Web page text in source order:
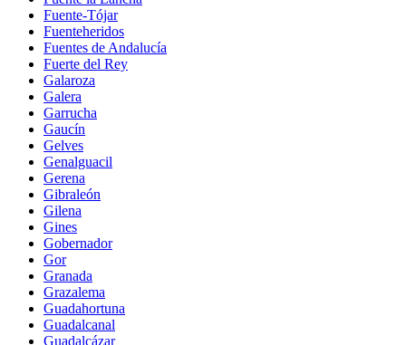
Fuente-Tójar
Fuenteheridos
Fuentes de Andalucía
Fuerte del Rey
Galaroza
Galera
Garrucha
Gaucín
Gelves
Genalguacil
Gerena
Gibraleón
Gilena
Gines
Gobernador
Gor
Granada
Grazalema
Guadahortuna
Guadalcanal
Guadalcázar